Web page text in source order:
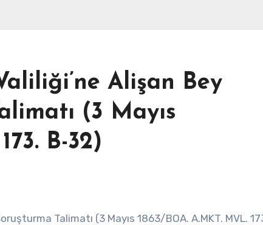
Alişan Bey
(3 Mayıs
B-32)